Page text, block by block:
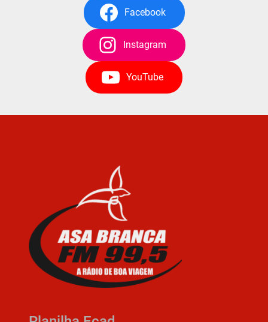
Facebook
Instagram
YouTube